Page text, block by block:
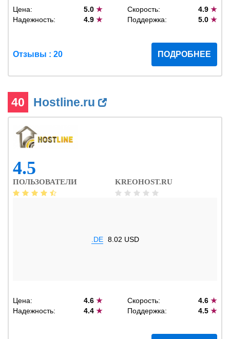
Цена: 5.0★ Скорость: 4.9 ★
Надежность:
4.9★ Поддержка: 5.0 ★
Отзывы : 20 ПОДРОБНЕЕ
40 Hostline.ru
4.5
ПОЛЬЗОВАТЕЛИ KREOHOST.RU
.DE 8.02 USD
Цена: 4.6★ Скорость: 4.6 ★
Надежность:
4.4★ Поддержка: 4.5 ★